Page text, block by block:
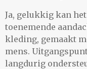
Ja, gelukkig kan
toenemende
kleding, gemaakt
mens.
langdurig